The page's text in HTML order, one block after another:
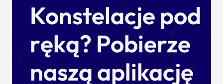
Konstelacje pod
ręką? Pobierze
naszą aplikację